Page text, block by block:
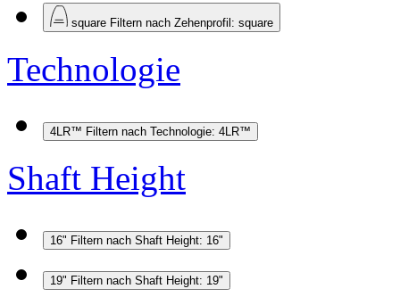
square Filtern nach Zehenprofil: square
Technologie
4LR™ Filtern nach Technologie: 4LR™
Shaft Height
16" Filtern nach Shaft Height: 16"
19" Filtern nach Shaft Height: 19"